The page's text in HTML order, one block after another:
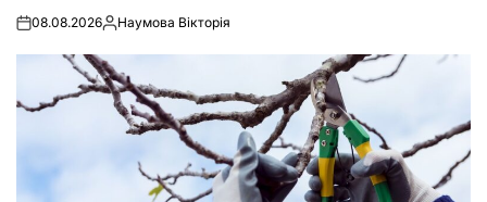
on08.08.2026Опубліковано
Наумова Вікторія